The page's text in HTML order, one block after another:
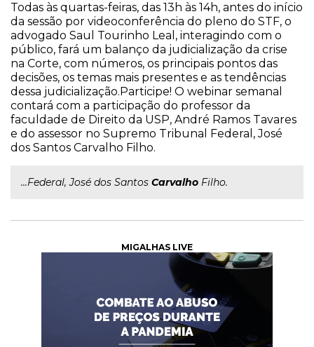
Todas às quartas-feiras, das 13h às 14h, antes do início
da sessão por videoconferência do pleno do STF, o
advogado Saul Tourinho Leal, interagindo com o
público, fará um balanço da judicialização da crise
na Corte, com números, os principais pontos das
decisões, os temas mais presentes e as tendências
dessa judicialização.Participe! O webinar semanal
contará com a participação do professor da
faculdade de Direito da USP, André Ramos Tavares
e do assessor no Supremo Tribunal Federal, José
dos Santos Carvalho Filho.
...Federal, José dos Santos Carvalho Filho.
MIGALHAS LIVE